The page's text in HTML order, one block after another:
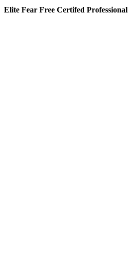
Elite Fear Free Certifed Professional